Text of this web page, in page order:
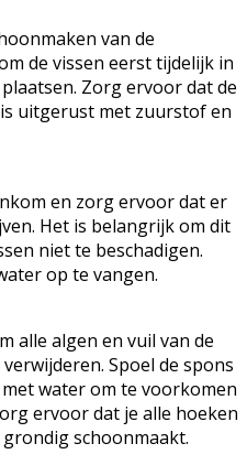
van de
de vissen eerst tijdelijk in
Zorg ervoor dat de
uitgerust met zuurstof en
en zorg ervoor dat er
Het is belangrijk om dit
niet te beschadigen.
op te vangen.
alle algen en vuil van de
Spoel de spons
water om te voorkomen
ervoor dat je alle hoeken
schoonmaakt.